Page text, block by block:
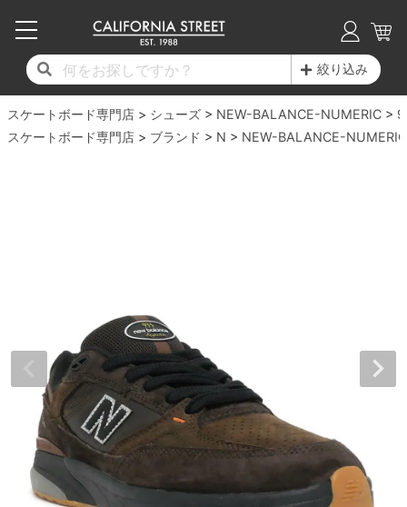
絞り込み
スケートボード専門店 シューズ NEW-BALANCE-NUMERIC
スケートボード専門店
ブランド N NEW-BALANCE-NUMERIC
17時までのご注文は当日発送！
11,000円以上で送料無料！
毎月1日はポイント5倍！10日と20日は3倍！
17時までのご注文は当日発送！
11,000円以上で送料無料！
毎月1日はポイント5倍！10日と20日は3倍！
子供用デッキ
7.0inch以下
7.7inch
7.8inch
7.9inch
8.0inch
17時までのご注文は当日発送！
11,000円以上で送料無料！
毎月1日はポイント5倍！10日と20日は3倍！
7.0inch以下
7.2inch
7.8inch
7.9inch
8.0inch
8.1inch
17時までのご注文は当日発送！
11,000円以上で送料無料！
毎月1日はポイント5倍！10日と20日は3倍！
50mm
51mm
56mm
57mm
58mm
59mm
ボーンズ XF（エックスフォーミュラ）
ボーンズ STF（エスティーエフ）
パウエルペラルタ DF（ドラゴンフォーミュ
ラ）
ベアリング
デッキテープ
ボルト
パーツ・その他
17時までのご注文は当日発送！
11,000円以上で送料無料！
毎月1日はポイント5倍！10日と20日は3倍！
20cm
21cm
24cm
24.5cm
25cm
25.5cm
インソール
シューレース・その他
17時までのご注文は当日発送！
11,000円以上で送料無料！
毎月1日はポイント5倍！10日と20日は3倍！
トレーナー・セーター
パンツ
ショーツ
長袖ボタンシャツ
17時までのご注文は当日発送！
11,000円以上で送料無料！
毎月1日はポイント5倍！10日と20日は3倍！
17時までのご注文は当日発送！
11,000円以上で送料無料！
毎月1日はポイント5倍！10日と20日は3倍！
ブランド紹介
INFO
スケートパーク情報
17時までのご注文は当日発送！
11,000円以上で送料無料！
毎月1日はポイント5倍！10日と20日は3倍！
求人情報
プライバシーポリシー
特定商取引法に基づく表記